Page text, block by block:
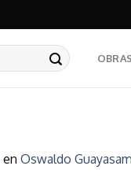
OBRAS
en Oswaldo